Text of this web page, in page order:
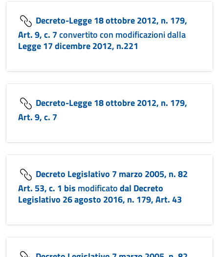
Decreto-Legge 18 ottobre 2012, n. 179,
Art. 9, c. 7convertito con modificazioni dalla
Legge 17 dicembre 2012, n.221
Decreto-Legge 18 ottobre 2012, n. 179,
Art. 9, c. 7
Decreto Legislativo 7 marzo 2005, n. 82
Art. 53, c. 1 bis modificatodal Decreto
Legislativo 26 agosto 2016, n. 179, Art. 43